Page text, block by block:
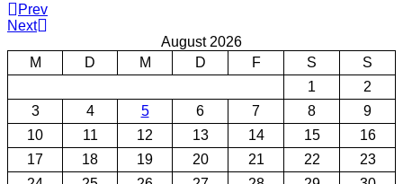
Prev
Next
August 2026
M
D M D F S
S
1
2
3
4 5 6 7 8
9
10
11 12 13 14 15
16
17
18 19 20 21 22
23